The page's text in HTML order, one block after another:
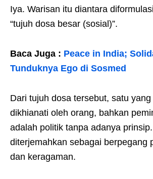
Iya. Warisan itu diantara
“tujuh dosa besar (sosial)”.
Baca Juga : Peace in India;
Tunduknya Ego di Sosmed
Dari tujuh dosa tersebut, satu
dikhianati oleh orang, bahkan
adalah politik tanpa adanya
diterjemahkan sebagai berpegang
dan keragaman.